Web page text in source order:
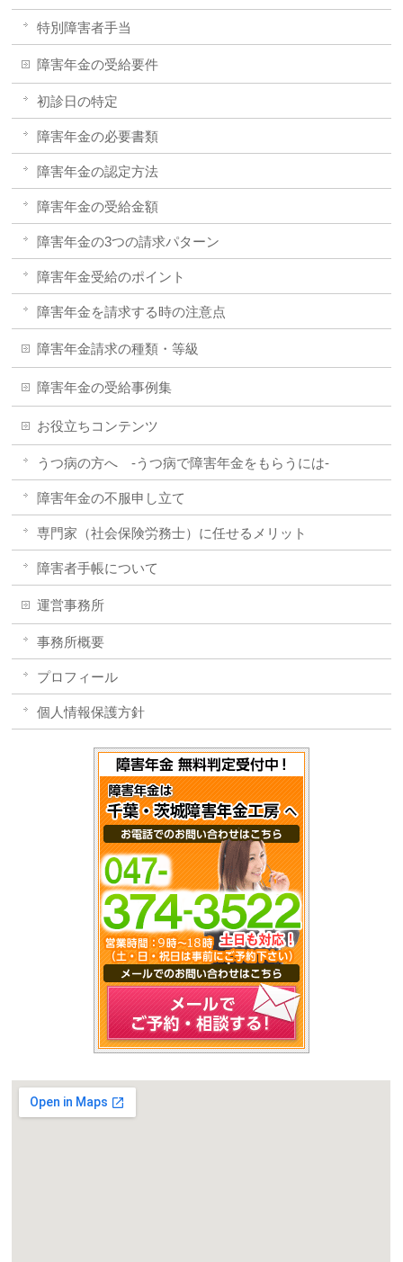
特別障害者手当
障害年金の受給要件
初診日の特定
障害年金の必要書類
障害年金の認定方法
障害年金の受給金額
障害年金の3つの請求パターン
障害年金受給のポイント
障害年金を請求する時の注意点
障害年金請求の種類・等級
障害年金の受給事例集
お役立ちコンテンツ
うつ病の方へ -うつ病で障害年金をもらうには-
障害年金の不服申し立て
専門家（社会保険労務士）に任せるメリット
障害者手帳について
運営事務所
事務所概要
プロフィール
個人情報保護方針